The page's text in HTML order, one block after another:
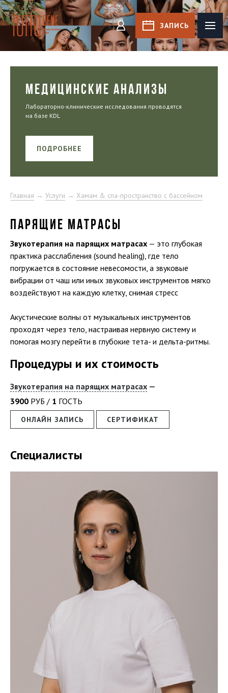
Tutto Bene
КАБИНЕТЗАПИСЬ
МЕДИЦИНСКИЕ АНАЛИЗЫ
Лабораторно-клинические исследования проводятся
на базе KDL
ПОДРОБНЕЕ
Главная → Услуги → Хамам & спа-пространство с бассейном
ПАРЯЩИЕ МАТРАСЫ
Звукотерапия на парящих матрасах — это глубокая
практика расслабления (sound healing), где тело
погружается в состояние невесомости, а звуковые
вибрации от чаш или иных звуковых инструментов мягко
воздействуют на каждую клетку, снимая стресс
Акустические волны от музыкальных инструментов
проходят через тело, настраивая нервную систему и
помогая мозгу перейти в глубокие тета- и дельта-ритмы.
Процедуры и их стоимость
Звукотерапия на парящих матрасах
3900 РУБ / 1 ГОСТЬ
ОНЛАЙН ЗАПИСЬ СЕРТИФИКАТ
Специалисты